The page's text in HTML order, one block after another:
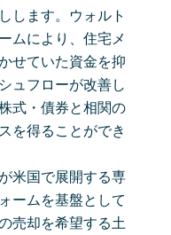
します。ウォルト
ムにより、住宅メ
せていた資金を抑
ュフローが改善し
式・債券と相関の
を得ることができ
米国で展開する専
ームを基盤として
売却を希望する土